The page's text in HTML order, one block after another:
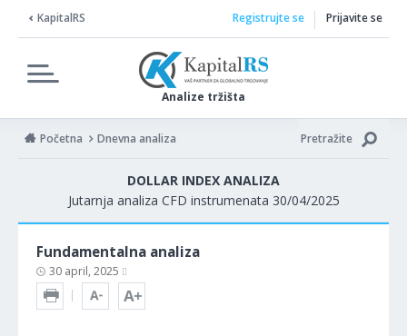
KapitalRS
Analize tržišta
Registrujte se Prijavite se
Početna Dnevna analiza Pretražite
DOLLAR INDEX ANALIZA
Jutarnja analiza CFD instrumenata 30/04/2025
Fundamentalna analiza
30 april, 2025